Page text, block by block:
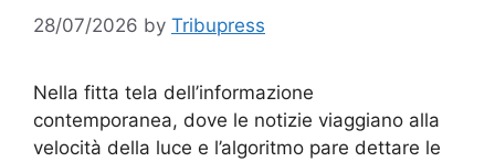
28/07/2026 by Tribupress
Nella fitta tela dell’informazione
contemporanea, dove le notizie viaggiano alla
velocità della luce e l’algoritmo pare dettare le